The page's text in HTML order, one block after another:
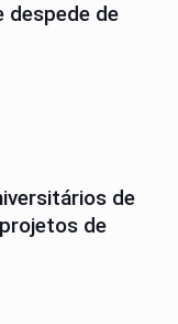
despede de
de
de